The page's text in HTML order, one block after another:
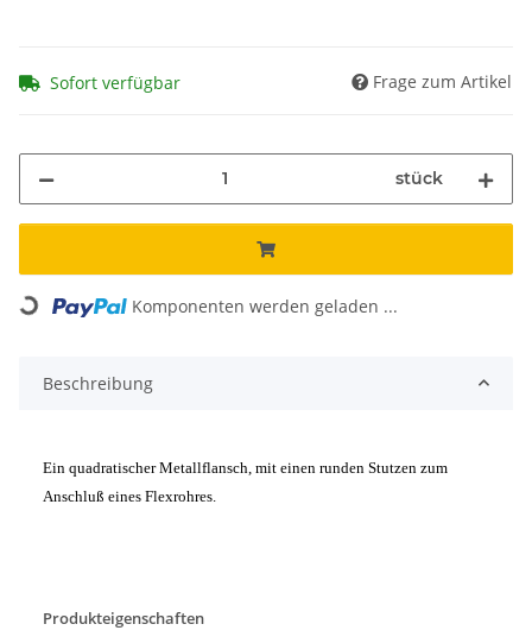
Sofort verfügbar Frage zum Artikel
stück
Loading... Komponenten werden geladen ...
Beschreibung
Ein quadratischer Metallflansch, mit einen runden Stutzen zum
Anschluß eines Flexrohres.
Produkteigenschaften